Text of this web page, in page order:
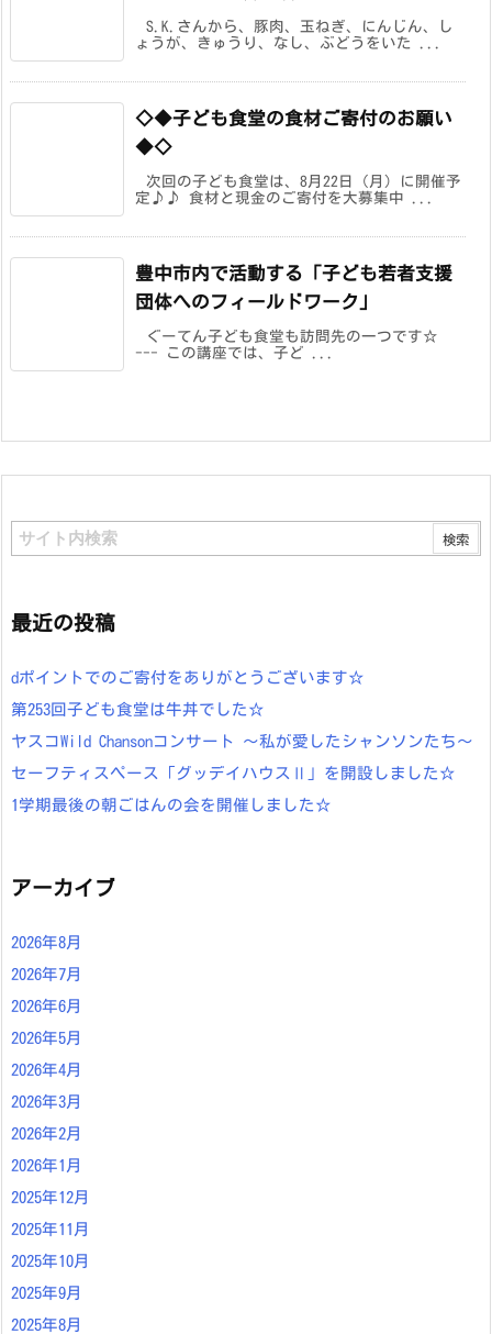
S.K.さんから、豚肉、玉ねぎ、にんじん、し
ょうが、きゅうり、なし、ぶどうをいた ...
◇◆子ども食堂の食材ご寄付のお願い
◆◇
次回の子ども食堂は、8月22日（月）に開催予
定♪♪ 食材と現金のご寄付を大募集中 ...
豊中市内で活動する「子ども若者支援
団体へのフィールドワーク」
ぐーてん子ども食堂も訪問先の一つです☆
--- この講座では、子ど ...
最近の投稿
dポイントでのご寄付をありがとうございます☆
第253回子ども食堂は牛丼でした☆
ヤスコWild Chansonコンサート ～私が愛したシャンソンたち～
セーフティスペース「グッデイハウスⅡ」を開設しました☆
1学期最後の朝ごはんの会を開催しました☆
アーカイブ
2026年8月
2026年7月
2026年6月
2026年5月
2026年4月
2026年3月
2026年2月
2026年1月
2025年12月
2025年11月
2025年10月
2025年9月
2025年8月